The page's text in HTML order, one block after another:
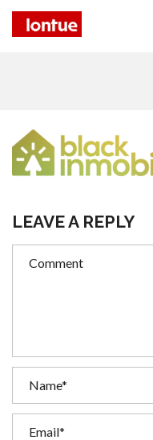
LEAVE A REPLY